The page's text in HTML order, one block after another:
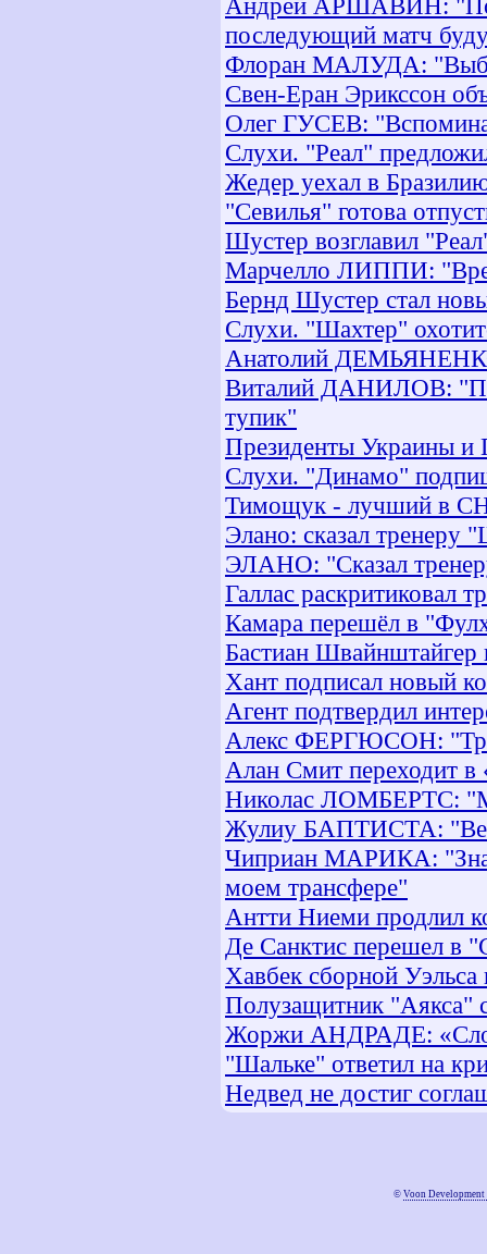
последующий матч
Флоран МАЛУДА:
Свен-Еран Эрикссон
Олег ГУСЕВ:
Слухи. "Реал"
Жедер уехал в
"Севилья" готова
Шустер возглавил
Марчелло ЛИППИ:
Бернд Шустер стал
Слухи. "Шахтер"
Анатолий
Виталий ДАНИЛОВ:
тупик"
Президенты Украины и
Слухи. "Динамо"
Тимощук - лучший в
Элано: сказал тренеру
ЭЛАНО: "Сказал
Галлас раскритиковал
Камара перешёл в
Бастиан Швайнштайгер
Хант подписал новый
Агент подтвердил
Алекс ФЕРГЮСОН:
Алан Смит переходит в
Николас ЛОМБЕРТС:
Жулиу БАПТИСТА:
Чиприан МАРИКА:
моем трансфере"
Антти Ниеми продлил
Де Санктис перешел в
Хавбек сборной
Полузащитник "Аякса"
Жоржи АНДРАДЕ:
"Шальке" ответил на
Недвед не достиг
© Voon Development